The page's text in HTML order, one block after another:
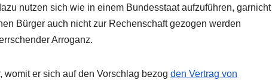
nutzen sich wie in einem Bundesstaat aufzuführen, garnicht
Bürger auch nicht zur Rechenschaft gezogen werden
Arroganz.
womit er sich auf den Vorschlag bezog den Vertrag von